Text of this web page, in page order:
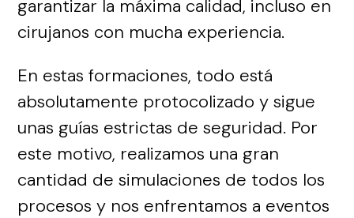
garantizar la máxima calidad, incluso en
cirujanos con mucha experiencia.
En estas formaciones, todo está
absolutamente protocolizado y sigue
unas guías estrictas de seguridad. Por
este motivo, realizamos una gran
cantidad de simulaciones de todos los
procesos y nos enfrentamos a eventos